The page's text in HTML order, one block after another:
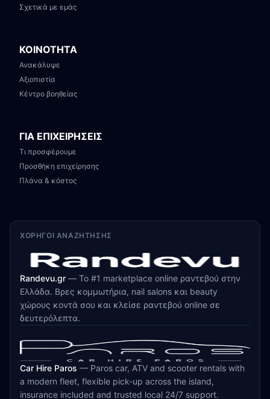
Σχετικά με εμάς
ΚΟΙΝΟΤΗΤΑ
Ανακάλυψε
Αξιοπιστία
Κέντρο βοηθείας
ΓΙΑ ΕΠΙΧΕΙΡΗΣΕΙΣ
Τι προσφέρουμε
Προσθήκη επιχείρησης
Πλάνα & κόστος
ΧΟΡΗΓΟΊ ΑΝΑΖΉΤΗΣΗΣ
Randevu.gr — Το #1 marketplace online ραντεβού στην
Ελλάδα. Βρες κομμωτήρια, nail salons και beauty
χώρους κοντά σου και κλείσε ραντεβού online σε
δευτερόλεπτα.
Car Hire Paros — Paros car, ATV and scooter rentals with
a modern fleet, flexible pick-up across the island,
insurance included and trusted local 24/7 support.